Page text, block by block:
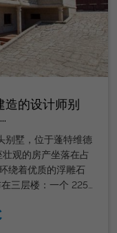
的设计师别
别墅，位于蓬特维德
观的房产坐落在占
绕着优质的浮雕石
三层楼：一个 225
且精心设计的空间;